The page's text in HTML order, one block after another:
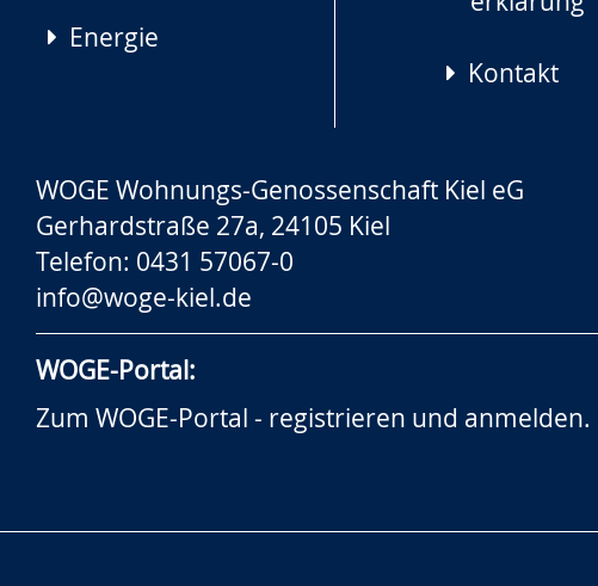
Energie
Kontakt
WOGE Wohnungs-Genossenschaft Kiel eG
Gerhardstraße 27a, 24105 Kiel
Telefon: 0431 57067-0
info@woge-kiel.de
WOGE-Portal:
Zum WOGE-Portal - registrieren und anmelden.